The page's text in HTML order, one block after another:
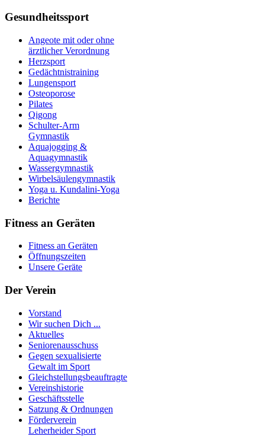
Gesundheitssport
Angeote mit oder ohne
ärztlicher Verordnung
Herzsport
Gedächtnistraining
Lungensport
Osteoporose
Pilates
Qigong
Schulter-Arm
Gymnastik
Aquajogging &
Aquagymnastik
Wassergymnastik
Wirbelsäulengymnastik
Yoga u. Kundalini-Yoga
Berichte
Fitness an Geräten
Fitness an Geräten
Öffnungszeiten
Unsere Geräte
Der Verein
Vorstand
Wir suchen Dich ...
Aktuelles
Seniorenausschuss
Gegen sexualisierte
Gewalt im Sport
Gleichstellungsbeauftragte
Vereinshistorie
Geschäftsstelle
Satzung & Ordnungen
Förderverein
Leherheider Sport